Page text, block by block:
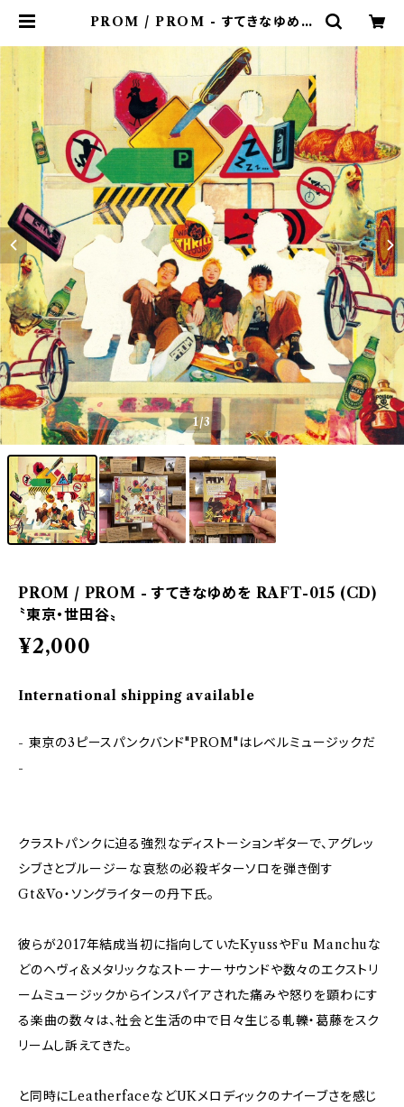
PROM / PROM - すてきなゆめを
9spices distro
1/3
PROM / PROM - すてきなゆめを RAFT-015 (CD)
〝東京・世田谷〟
¥2,000
International shipping available
- 東京の3ピースパンクバンド"PROM"はレベルミュージックだ
-
クラストパンクに迫る強烈なディストーションギターで、アグレッ
シブさとブルージーな哀愁の必殺ギターソロを弾き倒す
Gt&Vo・ソングライターの丹下氏。
彼らが2017年結成当初に指向していたKyussやFu Manchuな
どのヘヴィ&メタリックなストーナーサウンドや数々のエクストリ
ームミュージックからインスパイアされた痛みや怒りを顕わにす
る楽曲の数々は、社会と生活の中で日々生じる軋轢・葛藤をスク
リームし訴えてきた。
と同時にLeatherfaceなどUKメロディックのナイーブさを感じ